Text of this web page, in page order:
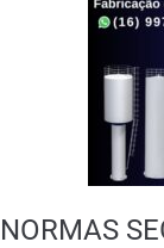
NORMAS